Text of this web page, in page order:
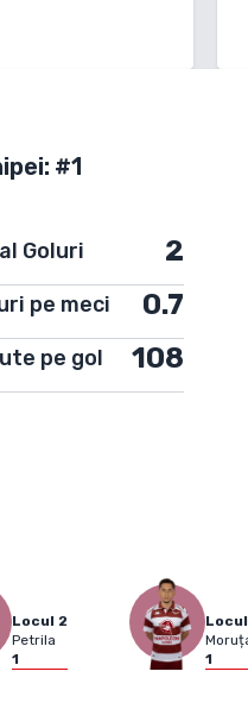
#1
Goluri 2
pe meci 0.7
pe gol 108
Locul 2
Petrila
1
Locul
1